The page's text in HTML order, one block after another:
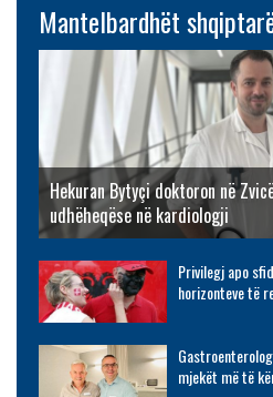
Mantelbardhët
Hekuran Bytyçi doktoron në
udhëheqëse në kardiologji
Privilegj apo
horizonteve të
mjekët më të